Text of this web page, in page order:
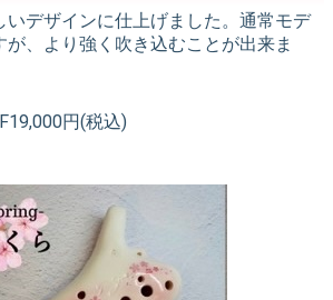
いデザインに仕上げました。通常モデ
、より強く吹き込むことが出来ま
円(税込)